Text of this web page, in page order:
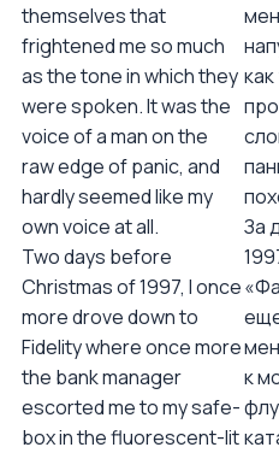
themselves that
frightened me so much
as the tone in which they
were spoken. It was the
voice of a man on the
raw edge of panic, and
hardly seemed like my
own voice at all.
Two days before
Christmas of 1997, I once
more drove down to
Fidelity where once more
the bank manager
escorted me to my safe-
box in the fluorescent-lit
За
к